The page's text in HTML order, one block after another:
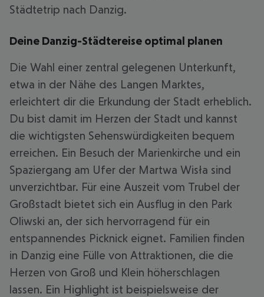
Städtetrip nach Danzig.
Deine Danzig-Städtereise optimal planen
Die Wahl einer zentral gelegenen Unterkunft,
etwa in der Nähe des Langen Marktes,
erleichtert dir die Erkundung der Stadt erheblich.
Du bist damit im Herzen der Stadt und kannst
die wichtigsten Sehenswürdigkeiten bequem
erreichen. Ein Besuch der Marienkirche und ein
Spaziergang am Ufer der Martwa Wisła sind
unverzichtbar. Für eine Auszeit vom Trubel der
Großstadt bietet sich ein Ausflug in den Park
Oliwski an, der sich hervorragend für ein
entspannendes Picknick eignet. Familien finden
in Danzig eine Fülle von Attraktionen, die die
Herzen von Groß und Klein höherschlagen
lassen. Ein Highlight ist beispielsweise der